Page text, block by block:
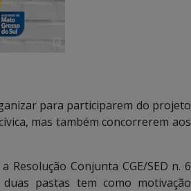
para participarem do projeto
mas também concorrerem aos
Resolução Conjunta CGE/SED n. 6
pastas tem como motivação